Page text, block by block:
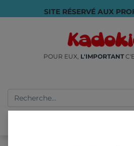
SITE RÉSERVÉ AUX
POUR EUX, L'IMPORTANT